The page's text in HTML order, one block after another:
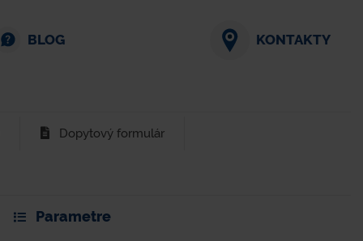
BLOG KONTAKTY
Dopytový formulár
Parametre